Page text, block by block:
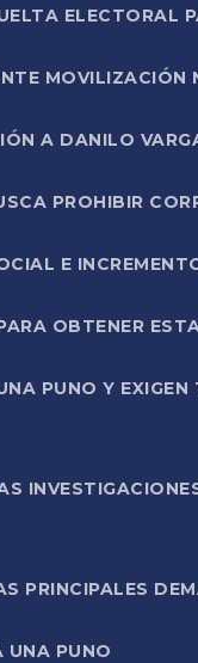
ELECTORAL
MOVILIZACIÓN
A DANILO
PROHIBIR
E
OBTENER
PUNO Y EXIGEN
PRINCIPALES
UNA PUNO